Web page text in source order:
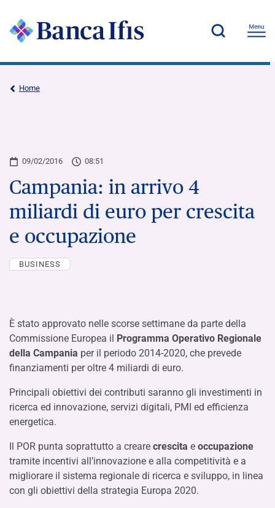
Home
09/02/2016 08:51
Campania: in arrivo 4
miliardi di euro per crescita
e occupazione
BUSINESS
È stato approvato nelle scorse settimane da parte della
Commissione Europea il Programma Operativo Regionale
della Campania per il periodo 2014-2020, che prevede
finanziamenti per oltre 4 miliardi di euro.
Principali obiettivi dei contributi saranno gli investimenti in
ricerca ed innovazione, servizi digitali, PMI ed efficienza
energetica.
Il POR punta soprattutto a creare crescita e occupazione
tramite incentivi all’innovazione e alla competitività e a
migliorare il sistema regionale di ricerca e sviluppo, in linea
con gli obiettivi della strategia Europa 2020.